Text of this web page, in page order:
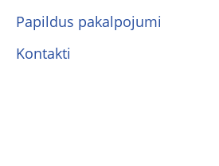
Papildus pakalpojumi
Kontakti